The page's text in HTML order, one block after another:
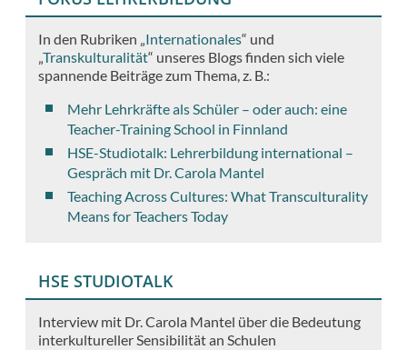
In den Rubriken „Internationales“ und
„Transkulturalität“ unseres Blogs finden sich viele
spannende Beiträge zum Thema, z. B.:
Mehr Lehrkräfte als Schüler – oder auch: eine
Teacher-Training School in Finnland
HSE-Studiotalk: Lehrerbildung international –
Gespräch mit Dr. Carola Mantel
Teaching Across Cultures: What Transculturality
Means for Teachers Today
HSE STUDIOTALK
Interview mit Dr. Carola Mantel über die Bedeutung
interkultureller Sensibilität an Schulen